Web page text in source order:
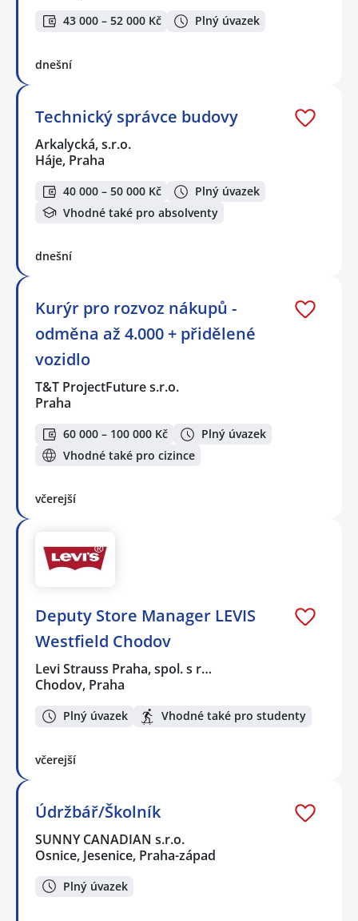
43 000 – 52 000 Kč Plný úvazek
dnešní
Technický správce budovy
Arkalycká, s.r.o.
Háje, Praha
40 000 – 50 000 Kč
Plný úvazek
Vhodné také pro absolventy
dnešní
Kurýr pro rozvoz nákupů -
odměna až 4.000 + přidělené
vozidlo
T&T ProjectFuture s.r.o.
Praha
60 000 – 100 000 Kč
Plný úvazek
Vhodné také pro cizince
včerejší
Deputy Store Manager LEVIS
Westfield Chodov
Levi Strauss Praha, spol. s r…
Chodov, Praha
Plný úvazek Vhodné také pro studenty
včerejší
Údržbář/Školník
SUNNY CANADIAN s.r.o.
Osnice, Jesenice, Praha-západ
Plný úvazek